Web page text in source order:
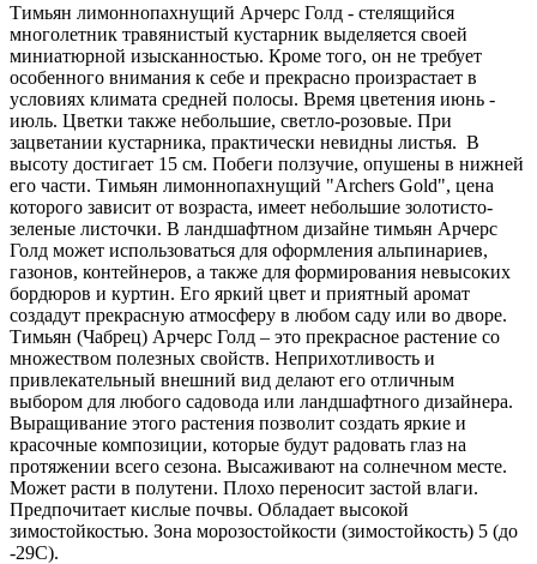
Тимьян лимоннопахнущий Арчерс Голд - стелящийся
многолетник травянистый кустарник выделяется своей
миниатюрной изысканностью. Кроме того, он не требует
особенного внимания к себе и прекрасно произрастает в
условиях климата средней полосы. Время цветения июнь -
июль. Цветки также небольшие, светло-розовые. При
зацветании кустарника, практически невидны листья. В
высоту достигает 15 см. Побеги ползучие, опушены в нижней
его части. Тимьян лимоннопахнущий "Archers Gold", цена
которого зависит от возраста, имеет небольшие золотисто-
зеленые листочки. В ландшафтном дизайне тимьян Арчерс
Голд может использоваться для оформления альпинариев,
газонов, контейнеров, а также для формирования невысоких
бордюров и куртин. Его яркий цвет и приятный аромат
создадут прекрасную атмосферу в любом саду или во дворе.
Тимьян (Чабрец) Арчерс Голд – это прекрасное растение со
множеством полезных свойств. Неприхотливость и
привлекательный внешний вид делают его отличным
выбором для любого садовода или ландшафтного дизайнера.
Выращивание этого растения позволит создать яркие и
красочные композиции, которые будут радовать глаз на
протяжении всего сезона. Высаживают на солнечном месте.
Может расти в полутени. Плохо переносит застой влаги.
Предпочитает кислые почвы. Обладает высокой
зимостойкостью. Зона морозостойкости (зимостойкость) 5 (до
-29С).